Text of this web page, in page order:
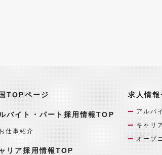
TOPページ
バイト・パート採用情報TOP
仕事紹介
リア採用情報TOP
求人情
アルバ
キャリ
オープ